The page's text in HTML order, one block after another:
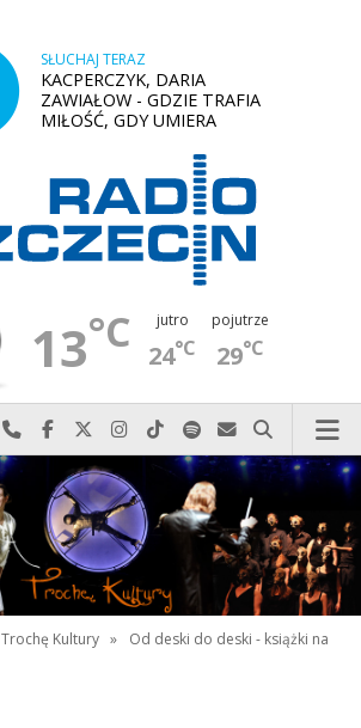
SŁUCHAJ TERAZ
KACPERCZYK, DARIA
ZAWIAŁOW - GDZIE TRAFIA
MIŁOŚĆ, GDY UMIERA
13°C jutro
24°C
pojutrze
29°C
Najlepiej po prostu do nas zadzwoń
Odwiedź nas na Facebook-u
Odwiedź nas na X
Odwiedź nas na Instagram-ie
Odwiedź nas na TikTok-u
Szukaj nas na Spotify
Wyślij do nas
Szukaj
Trochę Kultury »
Od deski do deski - książki na